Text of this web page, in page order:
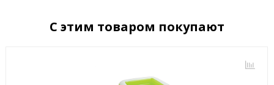
С этим товаром покупают